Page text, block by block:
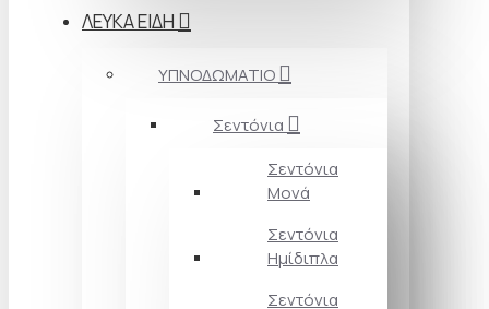
ΛΕΥΚΑ ΕΙΔΗ
ΥΠΝΟΔΩΜΑΤΙΟ
Σεντόνια
Σεντόνια
Μονά
Σεντόνια
Ημίδιπλα
Σεντόνια